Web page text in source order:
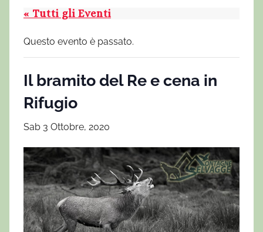
« Tutti gli Eventi
Questo evento è passato.
Il bramito del Re e cena in
Rifugio
Sab 3 Ottobre, 2020